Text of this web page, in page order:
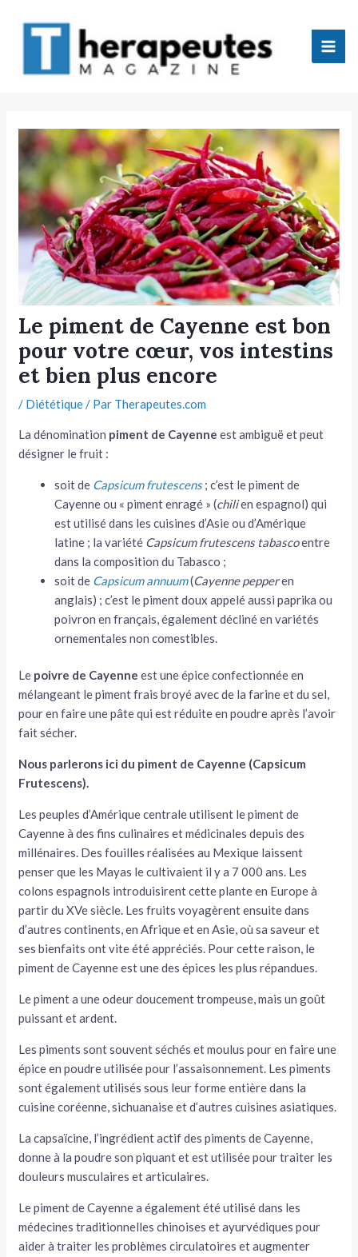
Le piment de Cayenne est bon
pour votre cœur, vos intestins
et bien plus encore
/ Diététique/ Par Therapeutes.com
La dénomination piment de Cayenne est ambiguë et peut
désigner le fruit :
soit de Capsicum frutescens; c’est le piment de
Cayenne ou « piment enragé » (chilien espagnol) qui
est utilisé dans les cuisines d’Asie ou d’Amérique
latine ; la variété Capsicum frutescens tabascoentre
dans la composition du Tabasco ;
soit de Capsicum annuum(Cayenne pepperen
anglais) ; c’est le piment doux appelé aussi paprika ou
poivron en français, également décliné en variétés
ornementales non comestibles.
Le poivre de Cayenne est une épice confectionnée en
mélangeant le piment frais broyé avec de la farine et du sel,
pour en faire une pâte qui est réduite en poudre après l’avoir
fait sécher.
Nous parlerons ici du piment de Cayenne (Capsicum
Frutescens).
Les peuples d’Amérique centrale utilisent le piment de
Cayenne à des fins culinaires et médicinales depuis des
millénaires. Des fouilles réalisées au Mexique laissent
penser que les Mayas le cultivaient il y a 7 000 ans. Les
colons espagnols introduisirent cette plante en Europe à
partir du XVe siècle. Les fruits voyagèrent ensuite dans
d’autres continents, en Afrique et en Asie, où sa saveur et
ses bienfaits ont vite été appréciés. Pour cette raison, le
piment de Cayenne est une des épices les plus répandues.
Le piment a une odeur doucement trompeuse, mais un goût
puissant et ardent.
Les piments sont souvent séchés et moulus pour en faire une
épice en poudre utilisée pour l’assaisonnement. Les piments
sont également utilisés sous leur forme entière dans la
cuisine coréenne, sichuanaise et d’autres cuisines asiatiques.
La capsaïcine, l’ingrédient actif des piments de Cayenne,
donne à la poudre son piquant et est utilisée pour traiter les
douleurs musculaires et articulaires.
Le piment de Cayenne a également été utilisé dans les
médecines traditionnelles chinoises et ayurvédiques pour
aider à traiter les problèmes circulatoires et augmenter